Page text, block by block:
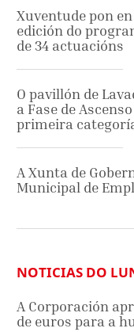
Xuventude pon
edición do
de 34 actuacións
O pavillón de
a Fase de
primeira
A Xunta de
Municipal de
NOTICIAS DO
A Corporación
de euros para a